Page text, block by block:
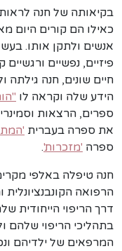
בקיאותה של חנה
כאילו הם קורים
אנשים ולתקן אותו.
פיזיים, נפשיים
חיים שונים, חנה
הידע שלה וקראה לו
ספרים, הרצאות
את ספרה בעברית
ספרה 'מזכרות'.
חנה טיפלה באלפי
הרפואה
דרך הריפוי הייחודית
בתהליכי הריפוי שלהם
המרפאים של ילדיהם